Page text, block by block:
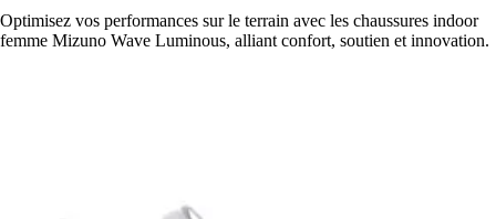
Optimisez vos performances sur le terrain avec les chaussures indoor
femme Mizuno Wave Luminous, alliant confort, soutien et innovation.